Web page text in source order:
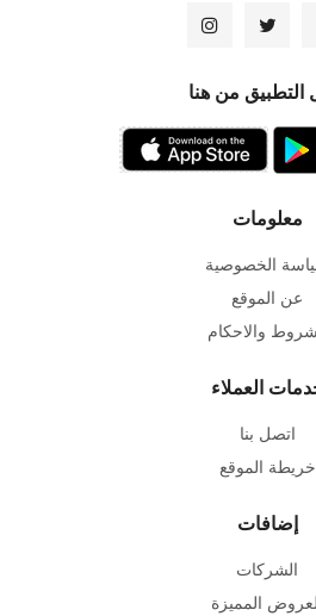
من هنا
معلومات
الخصوصية
عن الموقع
والاحكام
العملاء
اتصل بنا
الموقع
إضافات
الشركات
المميزة